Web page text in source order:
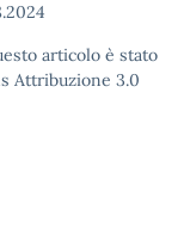
articolo è stato
Attribuzione 3.0